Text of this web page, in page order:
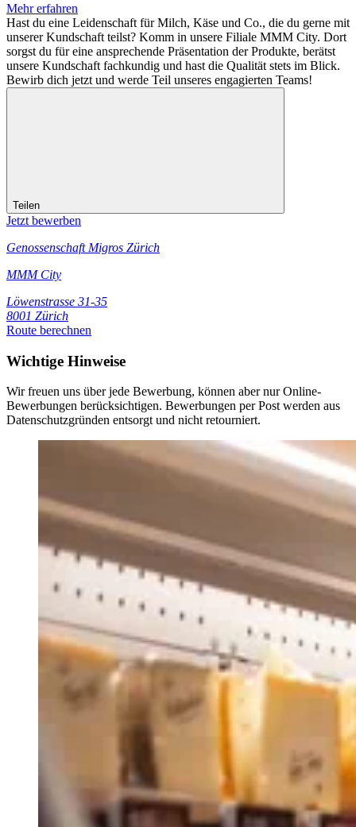
Mehr erfahren
Hast du eine Leidenschaft für Milch, Käse und Co., die du gerne mit
unserer Kundschaft teilst? Komm in unsere Filiale MMM City. Dort
sorgst du für eine ansprechende Präsentation der Produkte, berätst
unsere Kundschaft fachkundig und hast die Qualität stets im Blick.
Bewirb dich jetzt und werde Teil unseres engagierten Teams!
Teilen
Jetzt bewerben
Genossenschaft Migros Zürich
MMM City
Löwenstrasse 31-35
8001 Zürich
Route berechnen
Wichtige Hinweise
Wir freuen uns über jede Bewerbung, können aber nur Online-
Bewerbungen berücksichtigen. Bewerbungen per Post werden aus
Datenschutzgründen entsorgt und nicht retourniert.